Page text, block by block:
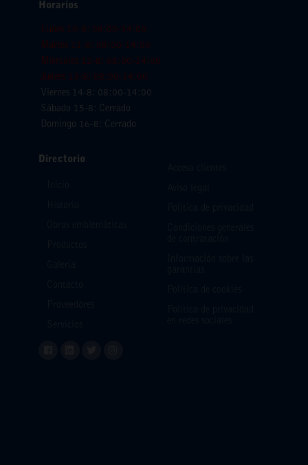
Directorio
Horarios
Lunes 10-8: 08:00-14:00
Martes 11-8: 08:00-14:00
Miercoles 12-8: 08:00-14:00
Jueves 13-8: 08:00-14:00
Viernes 14-8: 08:00-14:00
Sábado 15-8: Cerrado
Domingo 16-8: Cerrado